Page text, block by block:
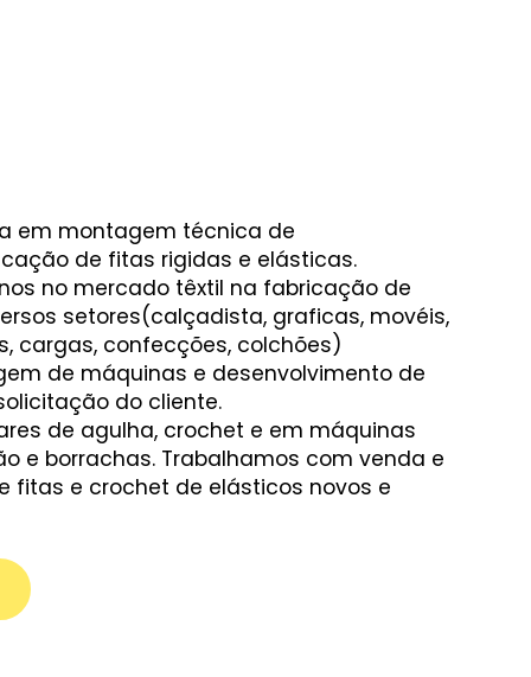
em montagem técnica de
de fitas rigidas e elásticas.
no mercado têxtil na fabricação de
setores(calçadista, graficas, movéis,
cargas, confecções, colchões)
de máquinas e desenvolvimento de
do cliente.
de agulha, crochet e em máquinas
e borrachas. Trabalhamos com venda e
fitas e crochet de elásticos novos e